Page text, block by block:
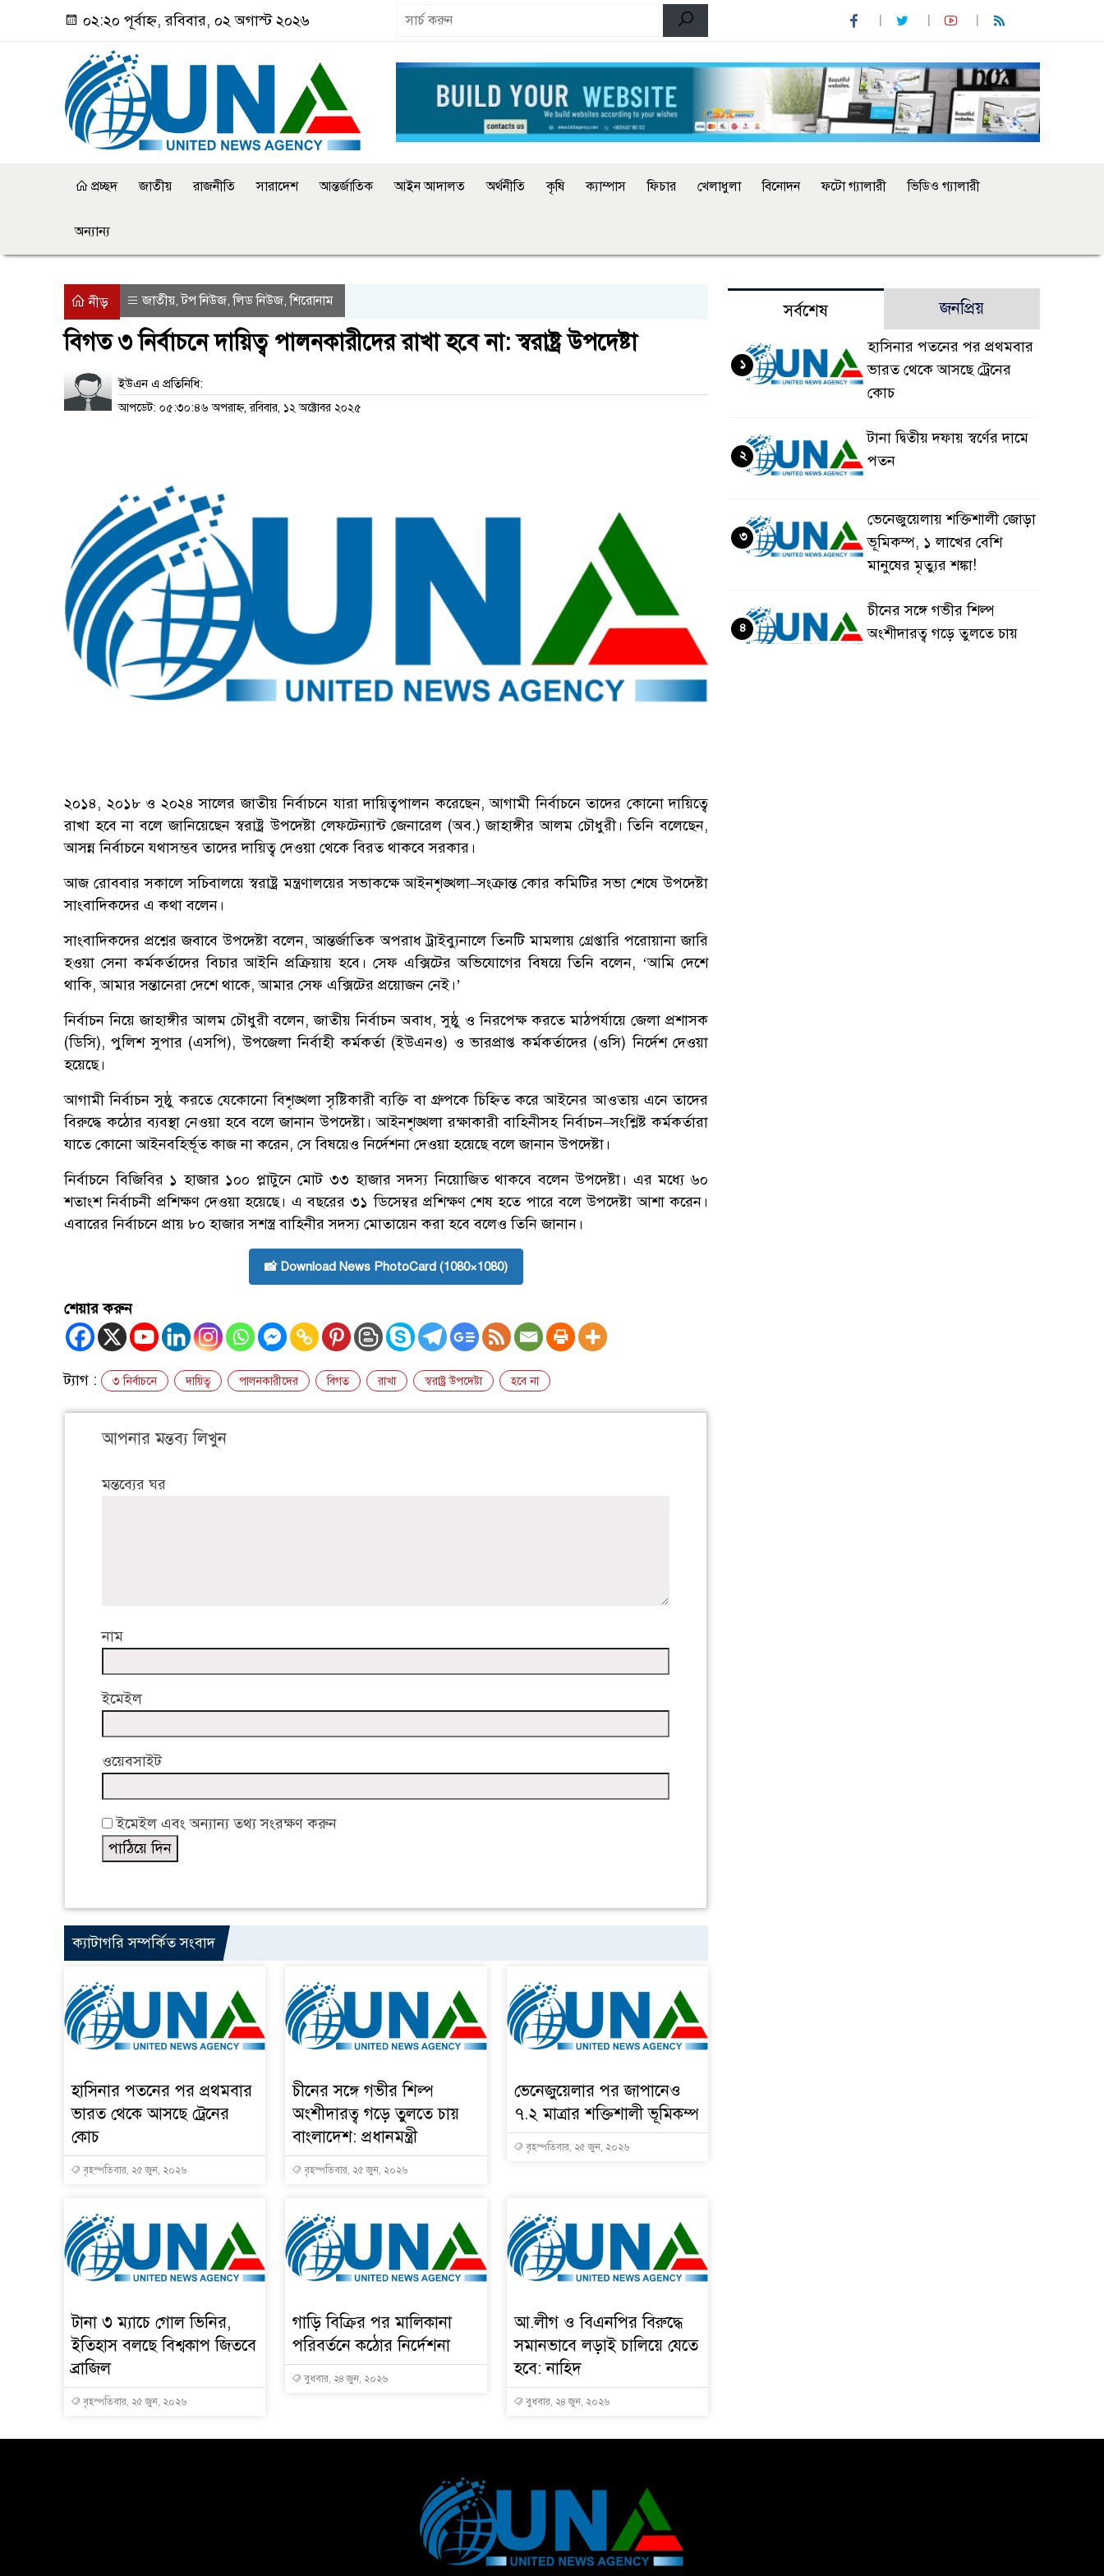
০২:২০ পূর্বাহ্ন, রবিবার, ০২ অগাস্ট ২০২৬
প্রচ্ছদ জাতীয় রাজনীতি সারাদেশ আন্তর্জাতিক আইন আদালত অর্থনীতি কৃষি ক্যাম্পাস ফিচার খেলাধুলা বিনোদন ফটো গ্যালারী ভিডিও গ্যালারী
অন্যান্য
নীড় জাতীয় ,টপ নিউজ ,লিড নিউজ ,শিরোনাম
বিগত ৩ নির্বাচনে দায়িত্ব পালনকারীদের রাখা হবে না: স্বরাষ্ট্র উপদেষ্টা
ইউএন এ প্রতিনিধি:
আপডেট: ০৫:৩০:৪৬ অপরাহ্ন, রবিবার, ১২ অক্টোবর ২০২৫
২০১৪, ২০১৮ ও ২০২৪ সালের জাতীয় নির্বাচনে যারা দায়িত্বপালন করেছেন, আগামী নির্বাচনে তাদের কোনো দায়িত্বে
রাখা হবে না বলে জানিয়েছেন স্বরাষ্ট্র উপদেষ্টা লেফটেন্যান্ট জেনারেল (অব.) জাহাঙ্গীর আলম চৌধুরী। তিনি বলেছেন,
আসন্ন নির্বাচনে যথাসম্ভব তাদের দায়িত্ব দেওয়া থেকে বিরত থাকবে সরকার।
আজ রোববার সকালে সচিবালয়ে স্বরাষ্ট্র মন্ত্রণালয়ের সভাকক্ষে আইনশৃঙ্খলা–সংক্রান্ত কোর কমিটির সভা শেষে উপদেষ্টা
সাংবাদিকদের এ কথা বলেন।
সাংবাদিকদের প্রশ্নের জবাবে উপদেষ্টা বলেন, আন্তর্জাতিক অপরাধ ট্রাইব্যুনালে তিনটি মামলায় গ্রেপ্তারি পরোয়ানা জারি
হওয়া সেনা কর্মকর্তাদের বিচার আইনি প্রক্রিয়ায় হবে। সেফ এক্সিটের অভিযোগের বিষয়ে তিনি বলেন, ‘আমি দেশে
থাকি, আমার সন্তানেরা দেশে থাকে, আমার সেফ এক্সিটের প্রয়োজন নেই।’
নির্বাচন নিয়ে জাহাঙ্গীর আলম চৌধুরী বলেন, জাতীয় নির্বাচন অবাধ, সুষ্ঠু ও নিরপেক্ষ করতে মাঠপর্যায়ে জেলা প্রশাসক
(ডিসি), পুলিশ সুপার (এসপি), উপজেলা নির্বাহী কর্মকর্তা (ইউএনও) ও ভারপ্রাপ্ত কর্মকর্তাদের (ওসি) নির্দেশ দেওয়া
হয়েছে।
আগামী নির্বাচন সুষ্ঠু করতে যেকোনো বিশৃঙ্খলা সৃষ্টিকারী ব্যক্তি বা গ্রুপকে চিহ্নিত করে আইনের আওতায় এনে তাদের
বিরুদ্ধে কঠোর ব্যবস্থা নেওয়া হবে বলে জানান উপদেষ্টা। আইনশৃঙ্খলা রক্ষাকারী বাহিনীসহ নির্বাচন–সংশ্লিষ্ট কর্মকর্তারা
যাতে কোনো আইনবহির্ভূত কাজ না করেন, সে বিষয়েও নির্দেশনা দেওয়া হয়েছে বলে জানান উপদেষ্টা।
নির্বাচনে বিজিবির ১ হাজার ১০০ প্লাটুনে মোট ৩৩ হাজার সদস্য নিয়োজিত থাকবে বলেন উপদেষ্টা। এর মধ্যে ৬০
শতাংশ নির্বাচনী প্রশিক্ষণ দেওয়া হয়েছে। এ বছরের ৩১ ডিসেম্বর প্রশিক্ষণ শেষ হতে পারে বলে উপদেষ্টা আশা করেন।
এবারের নির্বাচনে প্রায় ৮০ হাজার সশস্ত্র বাহিনীর সদস্য মোতায়েন করা হবে বলেও তিনি জানান।
📸 Download News PhotoCard (1080×1080)
শেয়ার করুন
ট্যাগ : ৩ নির্বাচনে দায়িত্ব পালনকারীদের বিগত রাখা স্বরাষ্ট্র উপদেষ্টা হবে না
আপনার মন্তব্য লিখুন
মন্তব্যের ঘর
নাম
ইমেইল
ওয়েবসাইট
ইমেইল এবং অন্যান্য তথ্য সংরক্ষণ করুন
ক্যাটাগরি সম্পর্কিত সংবাদ
হাসিনার পতনের পর প্রথমবার
ভারত থেকে আসছে ট্রেনের
কোচ
বৃহস্পতিবার, ২৫ জুন, ২০২৬
চীনের সঙ্গে গভীর শিল্প
অংশীদারত্ব গড়ে তুলতে চায়
বাংলাদেশ: প্রধানমন্ত্রী
বৃহস্পতিবার, ২৫ জুন, ২০২৬
ভেনেজুয়েলার পর জাপানেও
৭.২ মাত্রার শক্তিশালী ভূমিকম্প
বৃহস্পতিবার, ২৫ জুন, ২০২৬
টানা ৩ ম্যাচে গোল ভিনির,
ইতিহাস বলছে বিশ্বকাপ জিতবে
ব্রাজিল
বৃহস্পতিবার, ২৫ জুন, ২০২৬
গাড়ি বিক্রির পর মালিকানা
পরিবর্তনে কঠোর নির্দেশনা
বুধবার, ২৪ জুন, ২০২৬
আ.লীগ ও বিএনপির বিরুদ্ধে
সমানভাবে লড়াই চালিয়ে যেতে
হবে: নাহিদ
বুধবার, ২৪ জুন, ২০২৬
সর্বশেষ জনপ্রিয়
হাসিনার পতনের পর প্রথমবার
ভারত থেকে আসছে ট্রেনের
কোচ
১
টানা দ্বিতীয় দফায় স্বর্ণের দামে
পতন
২
ভেনেজুয়েলায় শক্তিশালী জোড়া
ভূমিকম্প, ১ লাখের বেশি
মানুষের মৃত্যুর শঙ্কা!
৩
চীনের সঙ্গে গভীর শিল্প
অংশীদারত্ব গড়ে তুলতে চায়
৪